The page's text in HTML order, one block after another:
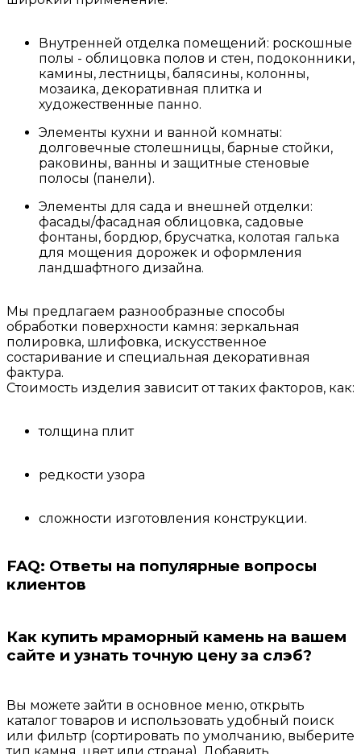
Внутренней отделка помещений: роскошные
полы - облицовка полов и стен, подоконники,
камины, лестницы, балясины, колонны,
мозаика, декоративная плитка и
художественные панно.
Элементы кухни и ванной комнаты:
долговечные столешницы, барные стойки,
раковины, ванны и защитные стеновые
полосы (панели).
Элементы для сада и внешней отделки:
фасады/фасадная облицовка, садовые
фонтаны, бордюр, брусчатка, колотая галька
для мощения дорожек и оформления
ландшафтного дизайна.
Мы предлагаем разнообразные способы
обработки поверхности камня: зеркальная
полировка, шлифовка, искусственное
состаривание и специальная декоративная
фактура.
Стоимость изделия зависит от таких факторов, как:
толщина плит
редкости узора
сложности изготовления конструкции.
FAQ: Ответы на популярные вопросы
клиентов
Как купить мраморный камень на вашем
сайте и узнать точную цену за слэб?
Вы можете зайти в основное меню, открыть
каталог товаров и использовать удобный поиск
или фильтр (сортировать по умолчанию, выберите